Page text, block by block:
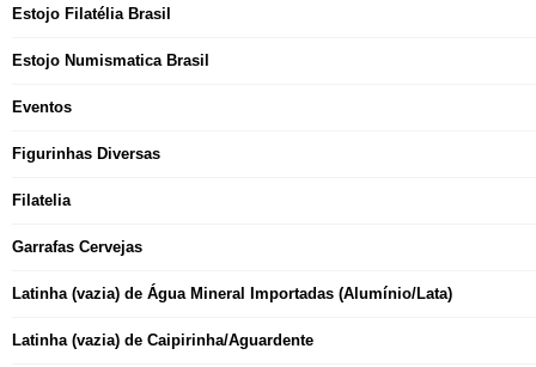
Estojo Filatélia Brasil
Estojo Numismatica Brasil
Eventos
Figurinhas Diversas
Filatelia
Garrafas Cervejas
Latinha (vazia) de Água Mineral Importadas (Alumínio/Lata)
Latinha (vazia) de Caipirinha/Aguardente